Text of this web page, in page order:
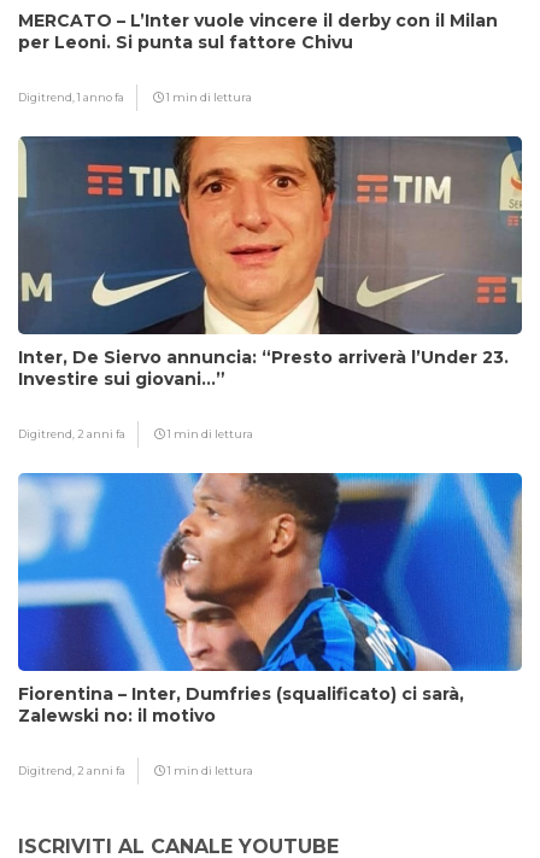
MERCATO – L’Inter vuole vincere il derby con il Milan
per Leoni. Si punta sul fattore Chivu
Digitrend,1 anno fa 1 min di lettura
Inter, De Siervo annuncia: “Presto arriverà l’Under 23.
Investire sui giovani…”
Digitrend, 2 anni fa 1 min di lettura
Fiorentina – Inter, Dumfries (squalificato) ci sarà,
Zalewski no: il motivo
Digitrend, 2 anni fa 1 min di lettura
ISCRIVITI AL CANALE YOUTUBE